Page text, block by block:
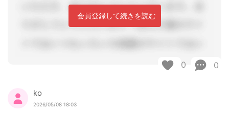
会員登録して続きを読む
0 0
ko
2026/05/08 18:03